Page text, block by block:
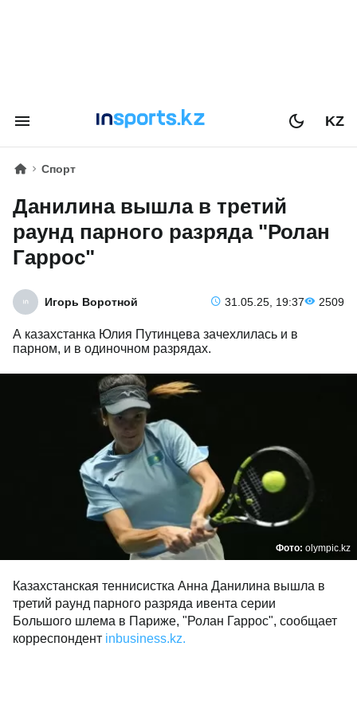
KZ
Спорт
Данилина вышла в третий
раунд парного разряда "Ролан
Гаррос"
Игорь Воротной 31.05.25, 19:37 2509
А казахстанка Юлия Путинцева зачехлилась и в
парном, и в одиночном разрядах.
Фото: olympic.kz
Казахстанская теннисистка Анна Данилина вышла в
третий раунд парного разряда ивента серии
Большого шлема в Париже, "Ролан Гаррос", сообщает
корреспондент inbusiness.kz.